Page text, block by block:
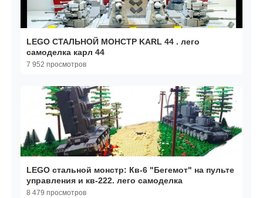
LEGO СТАЛЬНОЙ МОНСТР KARL 44 . лего
самоделка карл 44
7 952 просмотров
LEGO стальной монстр: Кв-6 "Бегемот" на пульте
управления и кв-222. лего самоделка
8 479 просмотров